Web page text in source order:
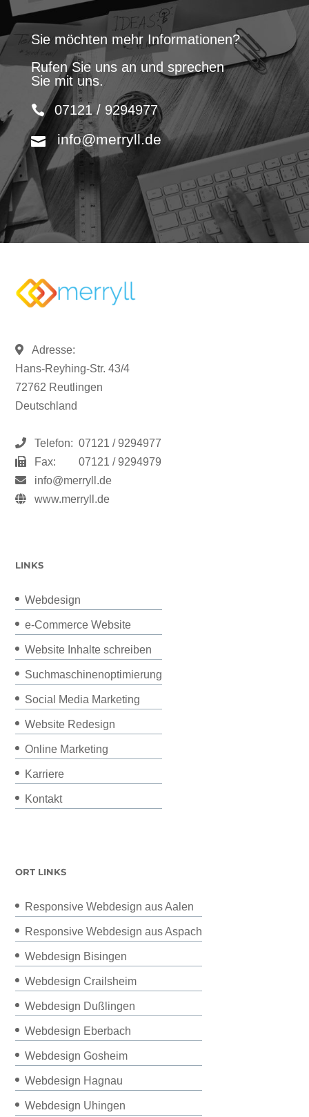
Sie möchten mehr Informationen?
Rufen Sie uns an und sprechen
Sie mit uns.
07121 / 9294977
info@merryll.de
Adresse:
Hans-Reyhing-Str. 43/4
72762 Reutlingen
Deutschland
Telefon: 07121 / 9294977
Fax:
07121 / 9294979
info@merryll.de
www.merryll.de
LINKS
Webdesign
e-Commerce Website
Website Inhalte schreiben
Suchmaschinenoptimierung
Social Media Marketing
Website Redesign
Online Marketing
Karriere
Kontakt
ORT LINKS
Responsive Webdesign aus Aalen
Responsive Webdesign aus Aspach
Webdesign Bisingen
Webdesign Crailsheim
Webdesign Dußlingen
Webdesign Eberbach
Webdesign Gosheim
Webdesign Hagnau
Webdesign Uhingen